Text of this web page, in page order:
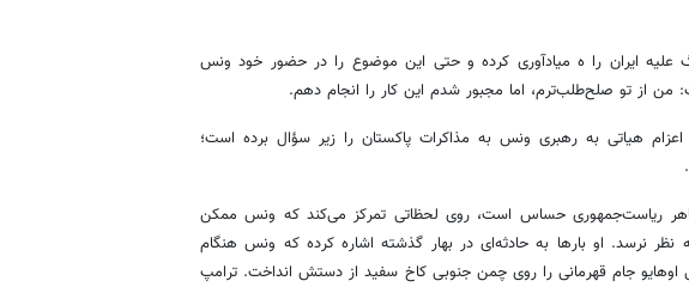
علیه ایران را ه میادآوری کرده و حتی این موضوع را در حضور خود ونس
از تو صلح‌طلب‌ترم، اما مجبور شدم این کار را انجام دهم.
هیاتی به رهبری ونس به مذاکرات پاکستان را زیر سؤال برده است؛
ریاست‌جمهوری حساس است، روی لحظاتی تمرکز می‌کند که ونس ممکن
نظر نرسد. او بارها به حادثه‌ای در بهار گذشته اشاره کرده که ونس هنگام
اوهایو جام قهرمانی را روی چمن جنوبی کاخ سفید از دستش انداخت. ترامپ